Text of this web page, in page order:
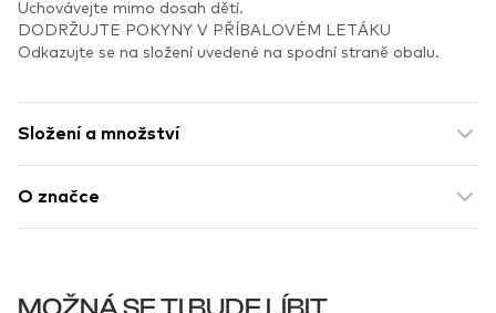
Uchovávejte mimo dosah dětí.
DODRŽUJTE POKYNY V PŘÍBALOVÉM LETÁKU
Odkazujte se na složení uvedené na spodní straně obalu.
Složení a množství
O značce